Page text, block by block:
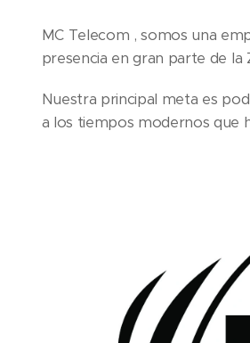
MC Telecom , somos una
presencia en gran parte de la
Nuestra principal meta es
a los tiempos modernos que